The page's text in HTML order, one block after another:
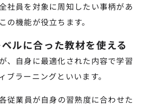
社員を対象に周知したい事柄があ
の機能が役立ちます。
ルに合った教材を使える
、自身に最適化された内容で学習
ブラーニングといいます。
従業員が自身の習熟度に合わせた